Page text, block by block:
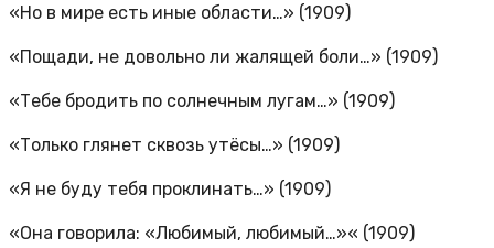
«Но в мире есть иные области…» (1909)
«Пощади, не довольно ли жалящей боли…» (1909)
«Тебе бродить по солнечным лугам…» (1909)
«Только глянет сквозь утёсы…» (1909)
«Я не буду тебя проклинать…» (1909)
«Она говорила: «Любимый, любимый…»« (1909)